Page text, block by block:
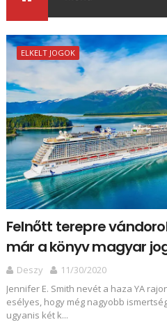
ELKELT JOGOK
Felnőtt terepre
már a könyv magyar
Deszy
11/30/2020
Jennifer E. Smith nevét a haza YA
esélyes, hogy még nagyobb
ugyanis két k...